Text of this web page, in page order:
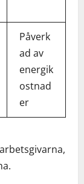
Påverk
ad av
energik
ostnad
er